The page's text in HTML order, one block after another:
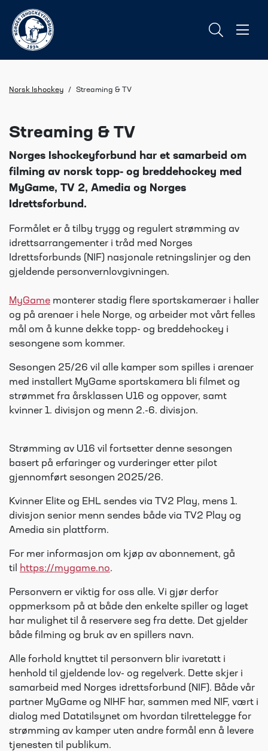
Norsk Ishockey / Streaming & TV
Streaming & TV
Norges Ishockeyforbund har et samarbeid om
filming av norsk topp- og breddehockey med
MyGame, TV 2, Amedia og Norges
Idrettsforbund.
Formålet er å tilby trygg og regulert strømming av
idrettsarrangementer i tråd med Norges
Idrettsforbunds (NIF) nasjonale retningslinjer og den
gjeldende personvernlovgivningen.
MyGame monterer stadig flere sportskameraer i haller
og på arenaer i hele Norge, og arbeider mot vårt felles
mål om å kunne dekke topp- og breddehockey i
sesongene som kommer.
Sesongen 25/26 vil alle kamper som spilles i arenaer
med installert MyGame sportskamera bli filmet og
strømmet fra årsklassen U16 og oppover, samt
kvinner 1. divisjon og menn 2.-6. divisjon.
Strømming av U16 vil fortsetter denne sesongen
basert på erfaringer og vurderinger etter pilot
gjennomført sesongen 2025/26.
Kvinner Elite og EHL sendes via TV2 Play, mens 1.
divisjon senior menn sendes både via TV2 Play og
Amedia sin plattform.
For mer informasjon om kjøp av abonnement, gå
til
https://mygame.no.
Personvern er viktig for oss alle. Vi gjør derfor
oppmerksom på at både den enkelte spiller og laget
har mulighet til å reservere seg fra dette. Det gjelder
både filming og bruk av en spillers navn.
Alle forhold knyttet til personvern blir ivaretatt i
henhold til gjeldende lov- og regelverk. Dette skjer i
samarbeid med Norges idrettsforbund (NIF). Både vår
partner MyGame og NIHF har, sammen med NIF, vært i
dialog med Datatilsynet om hvordan tilrettelegge for
strømming av kamper uten andre formål enn å levere
tjenesten til publikum.